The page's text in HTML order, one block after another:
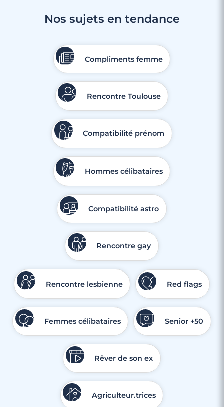
3 minutes
3 minutes
Rencontre à Meudon
Nos sujets en tendance
Compliments femme
Rencontre Toulouse
Compatibilité prénom
Hommes célibataires
Compatibilité astro
Rencontre gay
Rencontre lesbienne Red flags
Femmes célibataires Senior +50
Rêver de son ex
Agriculteur.trices